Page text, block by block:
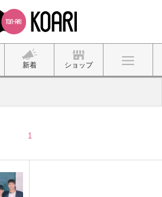
新着 ショップ
1